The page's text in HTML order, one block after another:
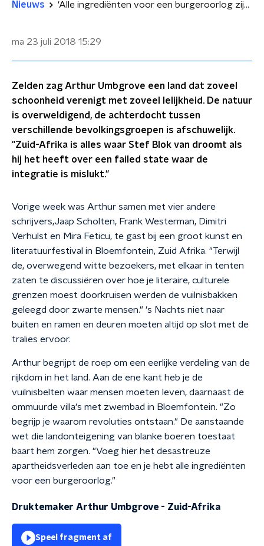
Nieuws 'Alle ingrediënten voor een burgeroorlog zijn aanwezig'
ma 23 juli 2018 15:29
Zelden zag Arthur Umbgrove een land dat zoveel
schoonheid verenigt met zoveel lelijkheid. De natuur
is overweldigend, de achterdocht tussen
verschillende bevolkingsgroepen is afschuwelijk.
"Zuid-Afrika is alles waar Stef Blok van droomt als
hij het heeft over een failed state waar de
integratie is mislukt."
Vorige week was Arthur samen met vier andere
schrijvers,Jaap Scholten, Frank Westerman, Dimitri
Verhulst en Mira Feticu, te gast bij een groot kunst en
literatuurfestival in Bloemfontein, Zuid Afrika. "Terwijl
de, overwegend witte bezoekers, met elkaar in tenten
zaten te discussiëren over hoe je literaire, culturele
grenzen moest doorkruisen werden de vuilnisbakken
geleegd door zwarte mensen." 's Nachts niet naar
buiten en ramen en deuren moeten altijd op slot met de
tralies ervoor.
Arthur begrijpt de roep om een eerlijke verdeling van de
rijkdom in het land. Aan de ene kant heb je de
vuilnisbelten waar mensen moeten leven, daarnaast de
ommuurde villa's met zwembad in Bloemfontein. "Zo
begrijp je waarom revoluties ontstaan." De aanstaande
wet die landonteigening van blanke boeren toestaat
baart hem zorgen. "Voeg hier het desastreuze
apartheidsverleden aan toe en je hebt alle ingrediënten
voor een burgeroorlog."
Druktemaker Arthur Umbgrove - Zuid-Afrika
Speel fragment af